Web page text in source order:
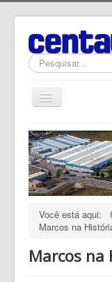
Pesquisar...
Alternar
Navegação
Home
Novidades
Produtos
Documentação
Qualidade
Você está aqui:
Marcos na
Marcos na